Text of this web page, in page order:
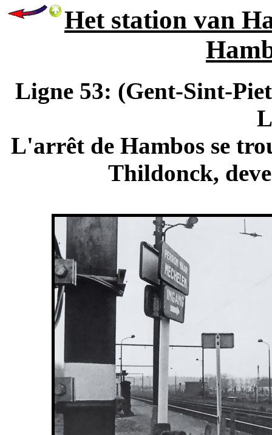
Het station van
Ligne 53: (Gent-Sint-
L'arrêt de Hambos se
Thildonck,